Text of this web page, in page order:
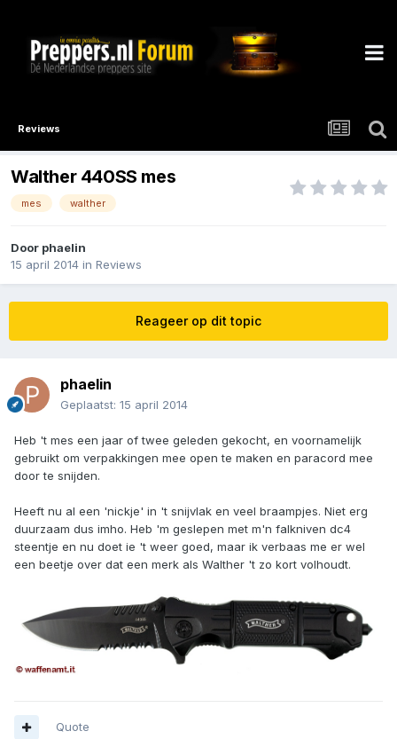
Reviews
Walther 440SS mes
mes walther
Door phaelin
15 april 2014 in Reviews
Reageer op dit topic
phaelin
Geplaatst: 15 april 2014
Heb 't mes een jaar of twee geleden gekocht, en voornamelijk
gebruikt om verpakkingen mee open te maken en paracord mee
door te snijden.
Heeft nu al een 'nickje' in 't snijvlak en veel braampjes. Niet erg
duurzaam dus imho. Heb 'm geslepen met m'n falkniven dc4
steentje en nu doet ie 't weer goed, maar ik verbaas me er wel
een beetje over dat een merk als Walther 't zo kort volhoudt.
Quote